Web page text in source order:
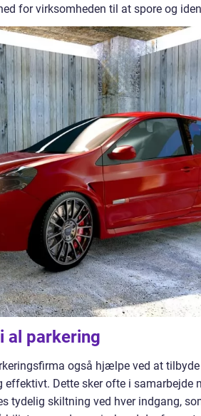
for virksomheden til at spore og
al parkering
også hjælpe ved at
effektivt. Dette sker ofte i samarbejde
tydelig skiltning ved hver indgang,